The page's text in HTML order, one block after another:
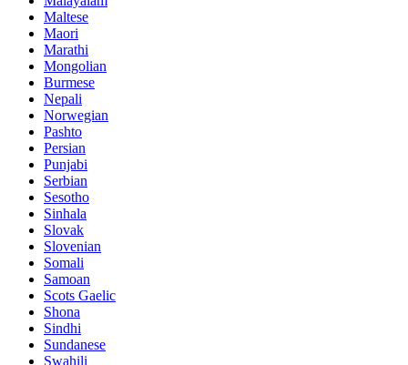
Maltese
Maori
Marathi
Mongolian
Burmese
Nepali
Norwegian
Pashto
Persian
Punjabi
Serbian
Sesotho
Sinhala
Slovak
Slovenian
Somali
Samoan
Scots Gaelic
Shona
Sindhi
Sundanese
Swahili